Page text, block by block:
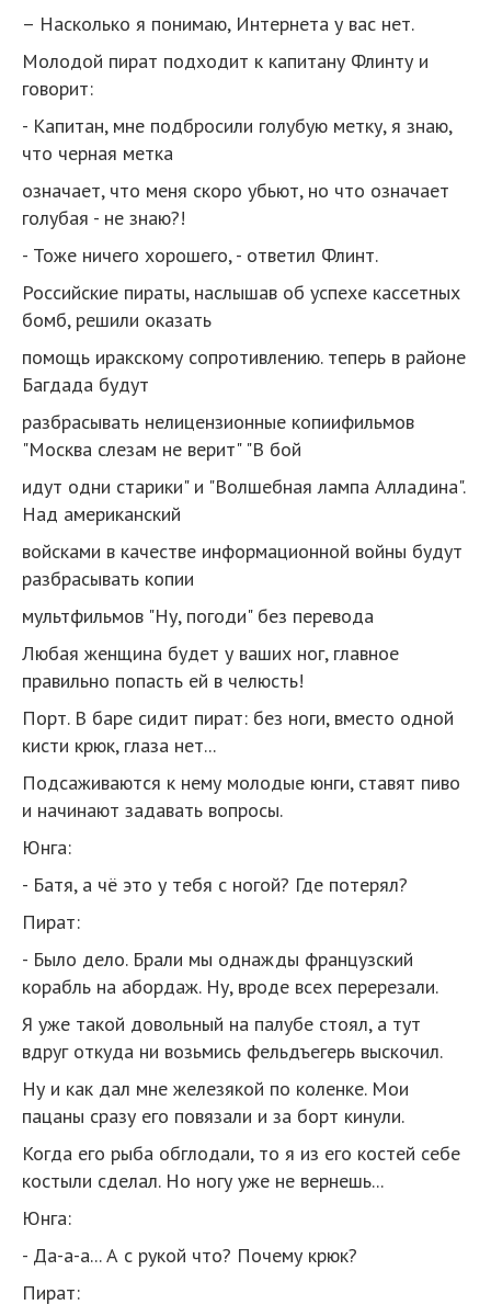
– Насколько я понимаю, Интернета у вас нет.
Молодой пират подходит к капитану Флинту и
говорит:
- Капитан, мне подбросили голубую метку, я знаю,
что черная метка
означает, что меня скоро убьют, но что означает
голубая - не знаю?!
- Тоже ничего хорошего, - ответил Флинт.
Российские пираты, наслышав об успехе кассетных
бомб, решили оказать
помощь иракскому сопротивлению. теперь в районе
Багдада будут
разбрасывать нелицензионные копиифильмов
"Москва слезам не верит" "В бой
идут одни старики" и "Волшебная лампа Алладина".
Над американский
войсками в качестве информационной войны будут
разбрасывать копии
мультфильмов "Ну, погоди" без перевода
Любая женщина будет у ваших ног, главное
правильно попасть ей в челюсть!
Порт. В баре сидит пират: без ноги, вместо одной
кисти крюк, глаза нет...
Подсаживаются к нему молодые юнги, ставят пиво
и начинают задавать вопросы.
Юнга:
- Батя, а чё это у тебя с ногой? Где потерял?
Пират:
- Было дело. Брали мы однажды французский
корабль на абордаж. Ну, вроде всех перерезали.
Я уже такой довольный на палубе стоял, а тут
вдруг откуда ни возьмись фельдъегерь выскочил.
Ну и как дал мне железякой по коленке. Мои
пацаны сразу его повязали и за борт кинули.
Когда его рыба обглодали, то я из его костей себе
костыли сделал. Но ногу уже не вернешь...
Юнга:
- Да-а-а... А с рукой что? Почему крюк?
Пират: